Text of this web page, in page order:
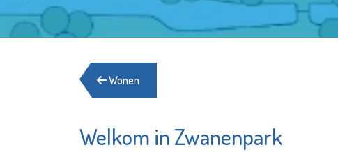
Wonen
Welkom in ZwanenparkMatrice